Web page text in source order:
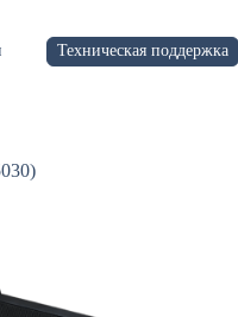
Техническая поддержка